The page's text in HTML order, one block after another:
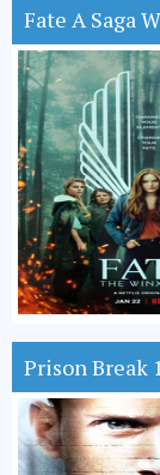
Fate A Saga
Prison Break